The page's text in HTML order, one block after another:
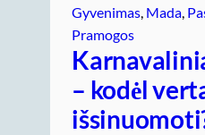
Gyvenimas Mada
Pramogos
– kodėl